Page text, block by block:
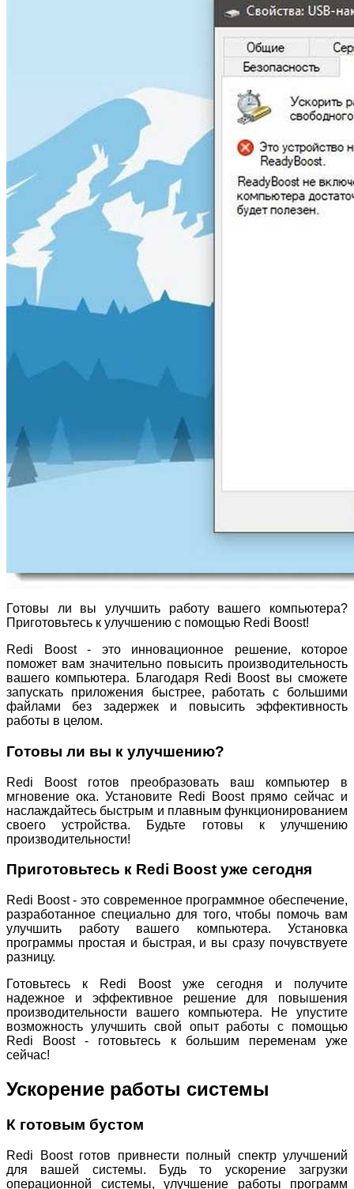
Готовы ли вы улучшить работу вашего компьютера?
Приготовьтесь к улучшению с помощью Redi Boost!
Redi Boost - это инновационное решение, которое
поможет вам значительно повысить производительность
вашего компьютера. Благодаря Redi Boost вы сможете
запускать приложения быстрее, работать с большими
файлами без задержек и повысить эффективность
работы в целом.
Готовы ли вы к улучшению?
Redi Boost готов преобразовать ваш компьютер в
мгновение ока. Установите Redi Boost прямо сейчас и
наслаждайтесь быстрым и плавным функционированием
своего устройства. Будьте готовы к улучшению
производительности!
Приготовьтесь к Redi Boost уже сегодня
Redi Boost - это современное программное обеспечение,
разработанное специально для того, чтобы помочь вам
улучшить работу вашего компьютера. Установка
программы простая и быстрая, и вы сразу почувствуете
разницу.
Готовьтесь к Redi Boost уже сегодня и получите
надежное и эффективное решение для повышения
производительности вашего компьютера. Не упустите
возможность улучшить свой опыт работы с помощью
Redi Boost - готовьтесь к большим переменам уже
сейчас!
Ускорение работы системы
К готовым бустом
Redi Boost готов привнести полный спектр улучшений
для вашей системы. Будь то ускорение загрузки
операционной системы, улучшение работы программ